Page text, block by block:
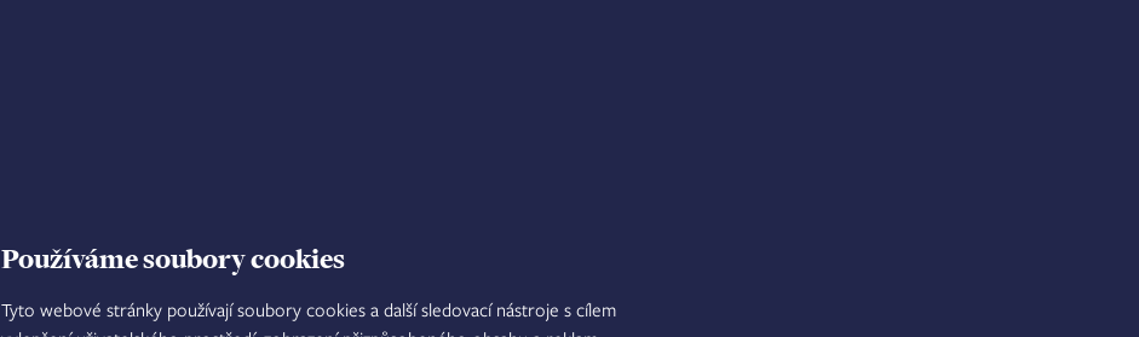
Používáme soubory cookies
Tyto webové stránky používají soubory cookies a další sledovací nástroje s cílem